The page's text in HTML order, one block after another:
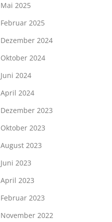
Mai 2025
Februar 2025
Dezember 2024
Oktober 2024
Juni 2024
April 2024
Dezember 2023
Oktober 2023
August 2023
Juni 2023
April 2023
Februar 2023
November 2022